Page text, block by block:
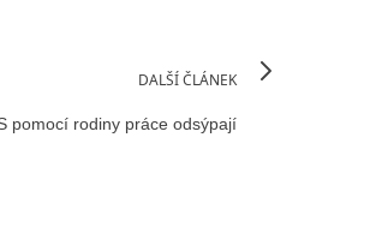
DALŠÍ ČLÁNEK
pomocí rodiny práce odsýpají